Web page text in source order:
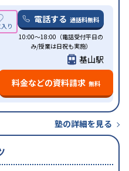
電話する 通話料無料
10:00～18:00（電話受付平日の
み/授業は日祝も実施）
基山駅
料金などの資料請求 無料
塾の詳細を見る